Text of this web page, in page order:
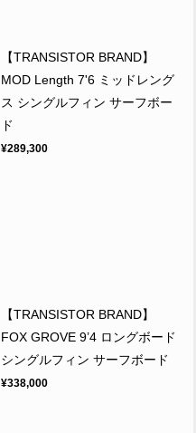
【TRANSISTOR BRAND】
MOD Length 7'6 ミッドレング
ス シングルフィン サーフボー
ド
¥289,300
【TRANSISTOR BRAND】
FOX GROVE 9’4 ロングボード
シングルフィン サーフボード
¥338,000